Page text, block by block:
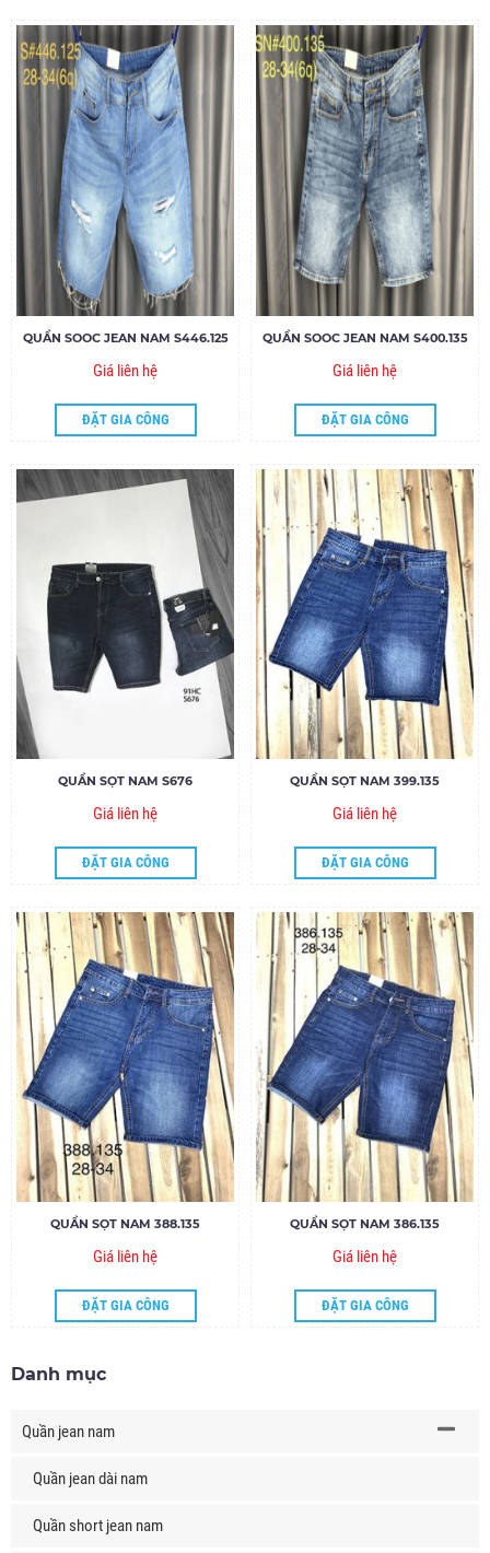
QUẦN SOOC JEAN NAM S446.125
Giá liên hệ
ĐẶT GIA CÔNG
QUẦN SOOC JEAN NAM S400.135
Giá liên hệ
ĐẶT GIA CÔNG
QUẦN SỌT NAM S676
Giá liên hệ
ĐẶT GIA CÔNG
QUẦN SỌT NAM 399.135
Giá liên hệ
ĐẶT GIA CÔNG
QUẦN SỌT NAM 388.135
Giá liên hệ
ĐẶT GIA CÔNG
QUẦN SỌT NAM 386.135
Giá liên hệ
ĐẶT GIA CÔNG
Danh mục
Quần jean nam
Quần jean dài nam
Quần short jean nam